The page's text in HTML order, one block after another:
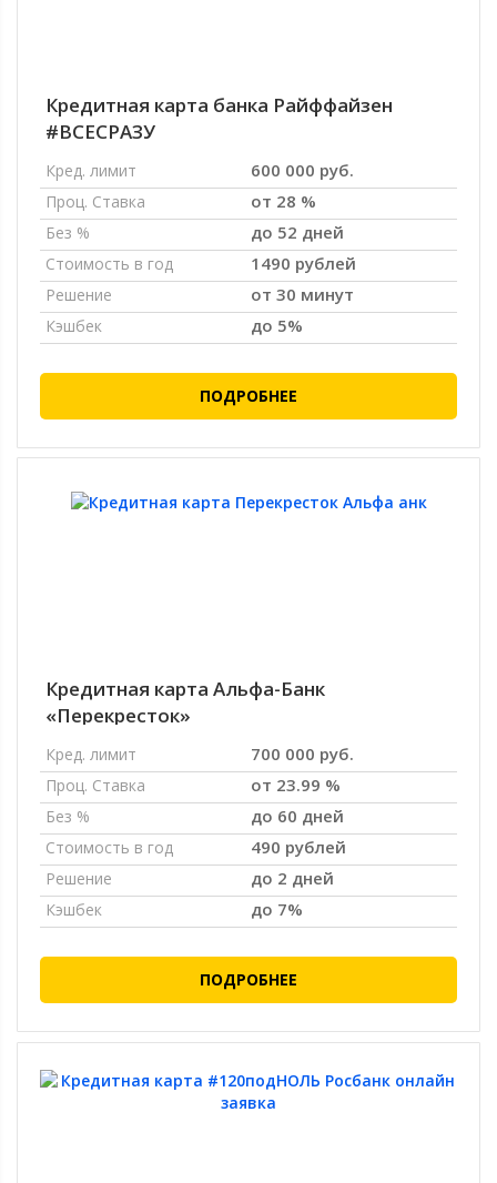
Кредитная карта банка Райффайзен
#ВСЕСРАЗУ
Кред. лимит 600 000 руб.
Проц. Ставка от 28 %
Без % до 52 дней
Стоимость в год 1490 рублей
Решение от 30 минут
Кэшбек до 5%
ПОДРОБНЕЕ
Кредитная карта Альфа-Банк
«Перекресток»
Кред. лимит 700 000 руб.
Проц. Ставка от 23.99 %
Без % до 60 дней
Стоимость в год 490 рублей
Решение до 2 дней
Кэшбек до 7%
ПОДРОБНЕЕ